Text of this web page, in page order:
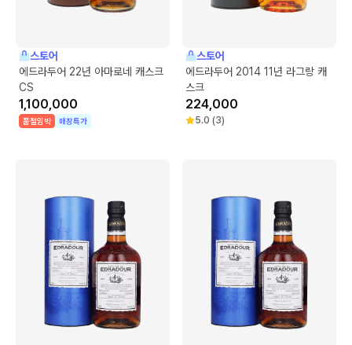
스토어
에드라두어 22년 아마로네 캐스크
CS
1,100,000
품절임박 매장특가
스토어
에드라두어 2014 11년 라그랑 캐
스크
224,000
5.0 (3)